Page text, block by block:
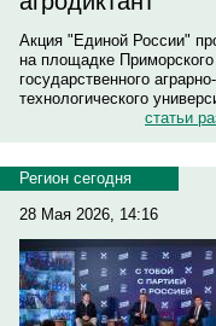
Акция "Единой России"
на площадке Приморского
государственного аграрно-
технологического
статьи
Регион сегодня
28 Мая 2026, 14:16